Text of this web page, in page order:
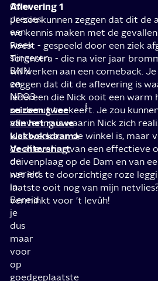
Over
precies
een
week
slingeren
BNN
en
NPO3
seizoen twee
van het rauwe
kickboksdrama
Vechtershart
de
wereld
in.
Bereid
je
dus
maar
voor
op
goedgeplaatste
Aflevering 1
Je zou kunnen zeggen dat dit de
we kennis maken met de
Roest - gespeeld door een ziek
Torenstra - die na vier jaar
wil werken aan een comeback.
zeggen dat dit de aflevering is
iedereen die Nick ooit een warm
nu de rug toekeert. Je zou
aflevering is waarin Nick zich
wat werk aan de winkel is, maar
de aflevering van een effectieve
duivenplaag op de Dam en van
net iets te doorzichtige roze
laatste ooit nog van mijn
verminkt voor 't levûh!